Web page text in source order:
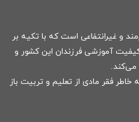
و غیرانتفاعی است که با تکیه بر
کیفیت آموزشی فرزندان این کشور و
می‌کند.
فقر مادی از تعلیم و تربیت باز